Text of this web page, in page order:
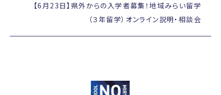
【6月23日】県外からの入学者募集！地域みらい留学
（３年留学）オンライン説明・相談会